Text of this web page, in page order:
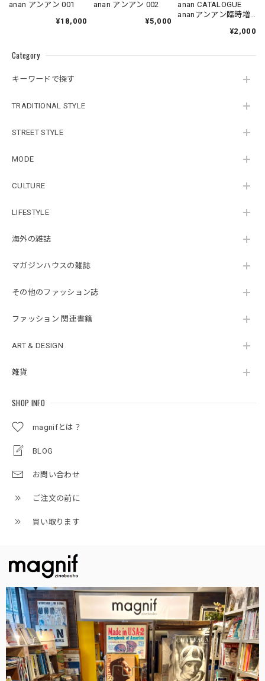
Category
キーワードで探す
TRADITIONAL STYLE
STREET STYLE
MODE
CULTURE
LIFESTYLE
海外の雑誌
マガジンハウスの雑誌
その他のファッション誌
ファッション 関連書籍
ART & DESIGN
雑貨
SHOP INFO
magnifとは？
BLOG
お問い合わせ
ご注文の前に
買い取ります
anan アンアン 001
¥18,000
anan アンアン 002
¥5,000
anan CATALOGUE
ananアンアン臨時増
¥2,000